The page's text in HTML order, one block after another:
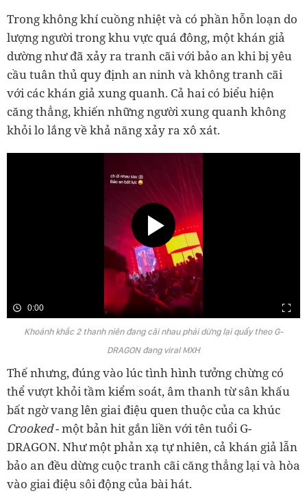
Trong không khí cuồng nhiệt và có phần hỗn loạn do
lượng người trong khu vực quá đông, một khán giả
dường như đã xảy ra tranh cãi với bảo an khi bị yêu
cầu tuân thủ quy định an ninh và không tranh cãi
với các khán giả xung quanh. Cả hai có biểu hiện
căng thẳng, khiến những người xung quanh không
khỏi lo lắng về khả năng xảy ra xô xát.
0:00
Khoảnh khắc 2 thanh niên đang cãi nhau phải dừng lại quẩy theo G-
DRAGON đang viral MXH
Thế nhưng, đúng vào lúc tình hình tưởng chừng có
thể vượt khỏi tầm kiểm soát, âm thanh từ sân khấu
bất ngờ vang lên giai điệu quen thuộc của ca khúc
Crooked- một bản hit gắn liền với tên tuổi G-
DRAGON. Như một phản xạ tự nhiên, cả khán giả lẫn
bảo an đều dừng cuộc tranh cãi căng thẳng lại và hòa
vào giai điệu sôi động của bài hát.